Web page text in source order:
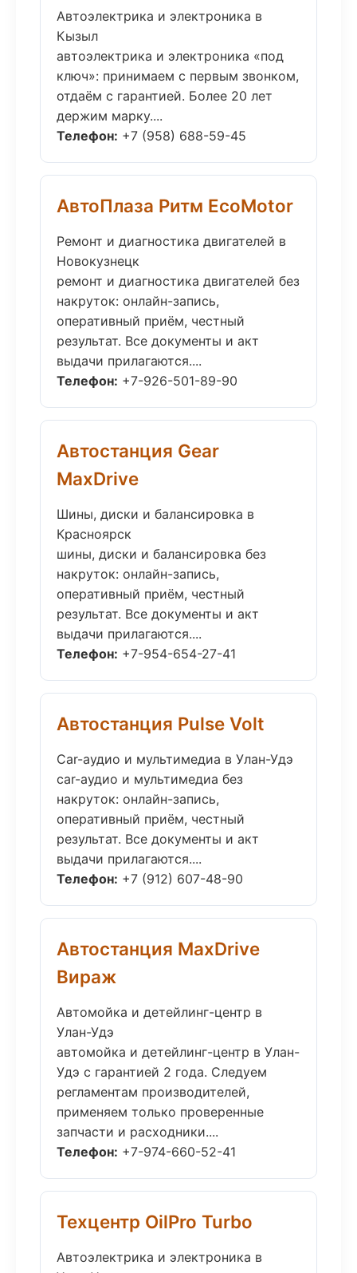
Автоэлектрика и электроника в
Кызыл
автоэлектрика и электроника «под
ключ»: принимаем с первым звонком,
отдаём с гарантией. Более 20 лет
держим марку....
Телефон: +7 (958) 688-59-45
АвтоПлаза Ритм EcoMotor
Ремонт и диагностика двигателей в
Новокузнецк
ремонт и диагностика двигателей без
накруток: онлайн-запись,
оперативный приём, честный
результат. Все документы и акт
выдачи прилагаются....
Телефон: +7-926-501-89-90
Автостанция Gear
MaxDrive
Шины, диски и балансировка в
Красноярск
шины, диски и балансировка без
накруток: онлайн-запись,
оперативный приём, честный
результат. Все документы и акт
выдачи прилагаются....
Телефон: +7-954-654-27-41
Автостанция Pulse Volt
Car-аудио и мультимедиа в Улан-Удэ
car-аудио и мультимедиа без
накруток: онлайн-запись,
оперативный приём, честный
результат. Все документы и акт
выдачи прилагаются....
Телефон: +7 (912) 607-48-90
Автостанция MaxDrive
Вираж
Автомойка и детейлинг-центр в
Улан-Удэ
автомойка и детейлинг-центр в Улан-
Удэ с гарантией 2 года. Следуем
регламентам производителей,
применяем только проверенные
запчасти и расходники....
Телефон: +7-974-660-52-41
Техцентр OilPro Turbo
Автоэлектрика и электроника в